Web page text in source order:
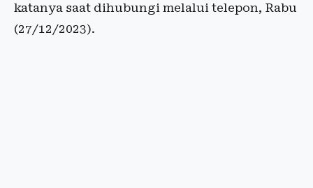
katanya saat dihubungi melalui telepon, Rabu
(27/12/2023).